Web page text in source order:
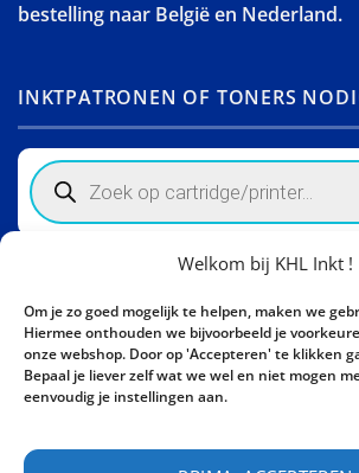
Welkom bij KHL Inkt !
Om je zo goed mogelijk te helpen, maken we
Hiermee onthouden we bijvoorbeeld je
onze webshop. Door op 'Accepteren' te klikken
Bepaal je liever zelf wat we wel en niet mogen
eenvoudig je instellingen aan.
bestelling naar België en Nederland.
INKTPATRONEN OF TONERS
Products
search
Activity Invest BV - KHL, Kempische
3500 Hasselt - België BE0862447190
Bel ons nu:+32 11 261499